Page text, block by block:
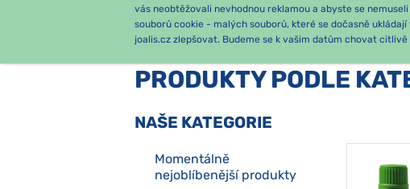
vás neobtěžovali nevhodnou reklamou a abyste se
souborů cookie - malých souborů, které se dočasně
joalis.cz zlepšovat. Budeme se k vašim datům chovat citlivě
PRODUKTY PODLE
NAŠE KATEGORIE
Momentálně
nejoblíbenější produkty